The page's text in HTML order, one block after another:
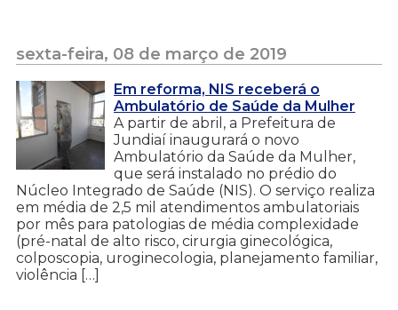
sexta-feira, 08 de março de 2019
Em reforma, NIS receberá o
Ambulatório de Saúde da Mulher
A partir de abril, a Prefeitura de
Jundiaí inaugurará o novo
Ambulatório da Saúde da Mulher,
que será instalado no prédio do
Núcleo Integrado de Saúde (NIS). O serviço realiza
em média de 2,5 mil atendimentos ambulatoriais
por mês para patologias de média complexidade
(pré-natal de alto risco, cirurgia ginecológica,
colposcopia, uroginecologia, planejamento familiar,
violência […]